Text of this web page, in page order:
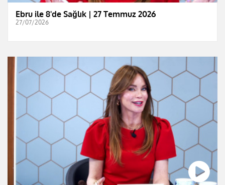
Ebru ile 8'de Sağlık | 27 Temmuz 2026
27/07/2026